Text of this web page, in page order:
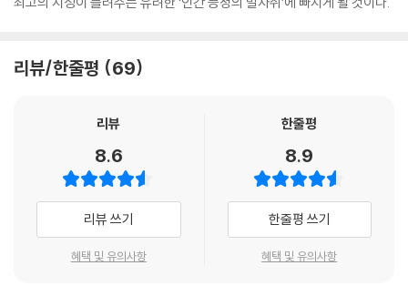
리뷰/한줄평 69
리뷰
8.6
리뷰 쓰기
혜택 및 유의사항
한줄평
8.9
한줄평 쓰기
혜택 및 유의사항